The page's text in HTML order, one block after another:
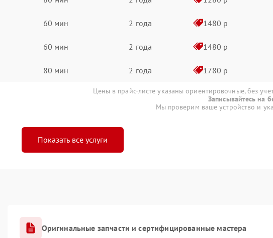
60 мин 2 года 1480 р
60 мин 2 года 1480 р
80 мин 2 года 1780 р
Цены в прайс-листе указаны ориентировочные, без
Записывайтесь на
Мы проверим ваше устройство и
Показать все услуги
Оригинальные запчасти и сертифицированные мастера